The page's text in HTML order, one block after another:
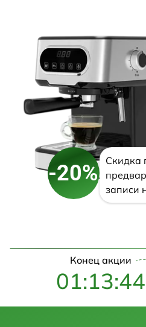
-20%
Скидка
записи
Конец акции
01:13:43